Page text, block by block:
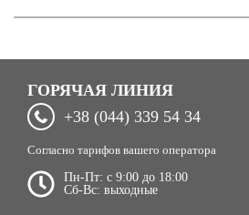
ГОРЯЧАЯ ЛИНИЯ
+38 (044) 339 54 34
Согласно тарифов вашего оператора
Пн-Пт: c 9:00 до 18:00
Сб-Вс: выходные